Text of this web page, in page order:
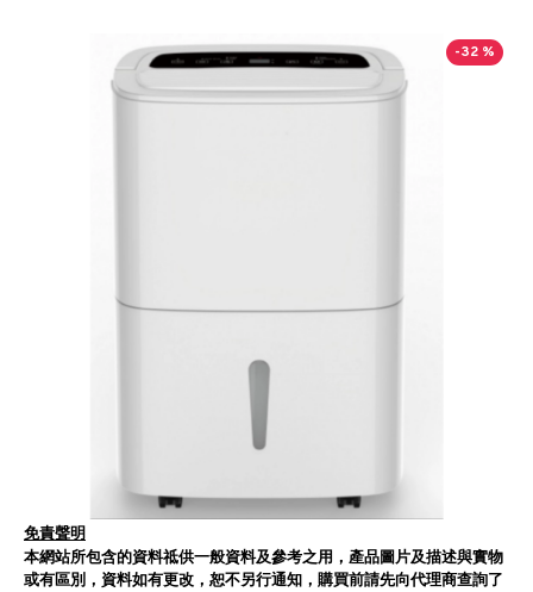
-32 %
免責聲明
本網站所包含的資料祗供一般資料及參考之用，產品圖片及描述與實物
或有區別，資料如有更改，恕不另行通知，購買前請先向代理商查詢了